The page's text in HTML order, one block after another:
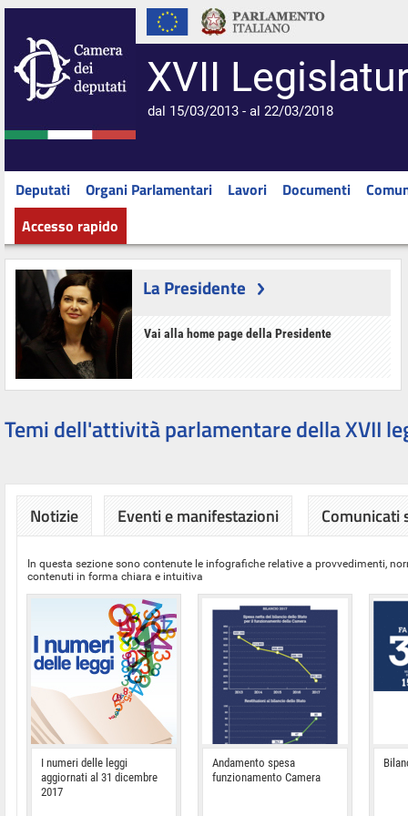
XVII
dal 15/03/2013 - al 22/03/2018
Deputati Organi Parlamentari Lavori Documenti
Accesso rapido
La Presidente
Vai alla home page della Presidente
Temi dell'attività parlamentare della XVII
Notizie Eventi e manifestazioni Comunicati
In questa sezione sono contenute le infografiche relative a provvedimenti,
contenuti in forma chiara e intuitiva
I numeri delle leggi
aggiornati al 31 dicembre
2017
Andamento spesa
funzionamento Camera